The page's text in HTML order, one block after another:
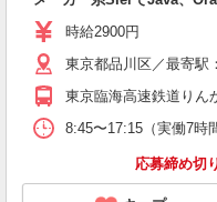
時給2900円
東京都品川区／最寄駅
東京臨海高速鉄道りん
8:45〜17:15（実働7時
応募締め切